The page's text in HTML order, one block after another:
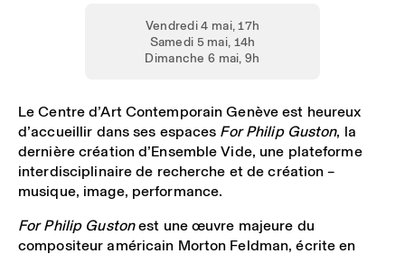
Vendredi 4 mai, 17h
Samedi 5 mai, 14h
Dimanche 6 mai, 9h
Le Centre d’Art Contemporain Genève est heureux
d’accueillir dans ses espaces For Philip Guston, la
dernière création d’Ensemble Vide, une plateforme
interdisciplinaire de recherche et de création –
musique, image, performance.
For Philip Gustonest une œuvre majeure du
compositeur américain Morton Feldman, écrite en